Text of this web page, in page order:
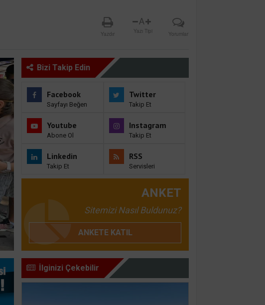
Yazdır
A
Yazı Tipi Yorumlar
Bizi Takip Edin
Facebook
Sayfayı Beğen
Twitter
Takip Et
Youtube
Abone Ol
Instagram
Takip Et
Linkedin
Takip Et
RSS
Servisleri
ANKET
Sitemizi Nasıl Buldunuz?
ANKETE KATIL
İlginizi Çekebilir